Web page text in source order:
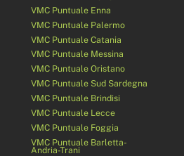
VMC Puntuale Enna
VMC Puntuale Palermo
VMC Puntuale Catania
VMC Puntuale Messina
VMC Puntuale Oristano
VMC Puntuale Sud Sardegna
VMC Puntuale Brindisi
VMC Puntuale Lecce
VMC Puntuale Foggia
VMC Puntuale Barletta-
Andria-Trani